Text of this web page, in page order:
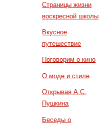
Страницы жизни
воскресной школы
Вкусное
путешествие
Поговорим о кино
О моде и стиле
Открывая А.С.
Пушкина
Беседы о